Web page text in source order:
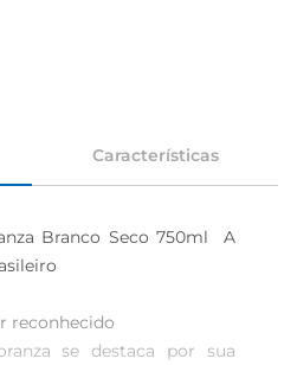
Características
Branco Seco 750ml  A
reconhecido
se destaca por sua